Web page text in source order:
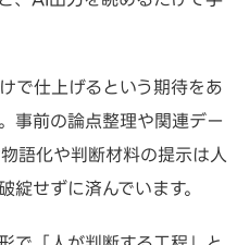
で仕上げるという期待をあ
事前の論点整理や関連デー
語化や判断材料の提示は人
綻せずに済んでいます。